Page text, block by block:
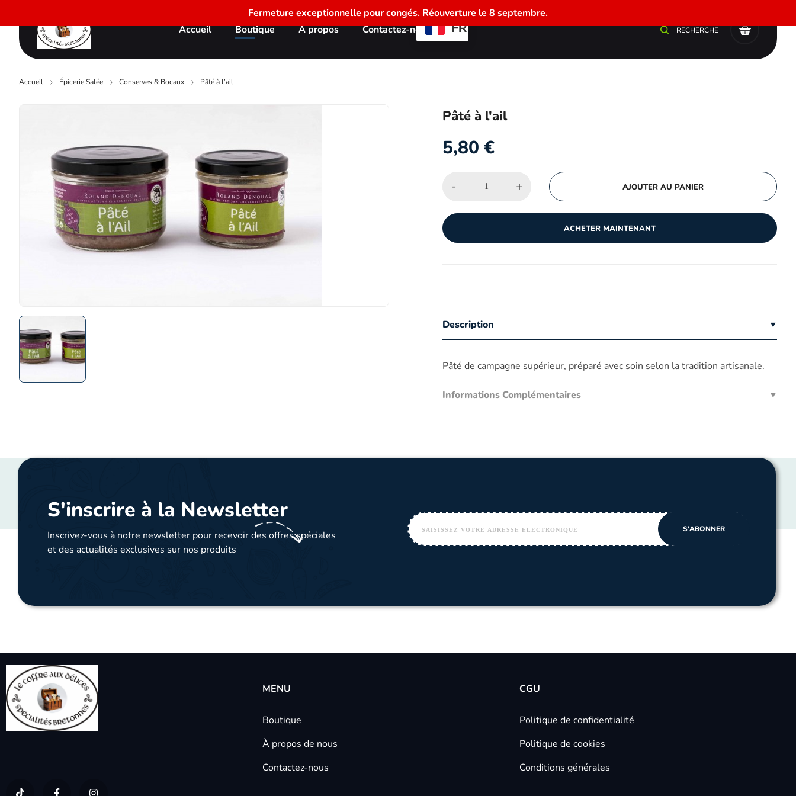
Fermeture exceptionnelle pour congés. Réouverture le 8 septembre.
Accueil
Boutique À propos Contactez-nous FR RECHERCHE
Accueil Épicerie Salée Conserves & Bocaux Pâté à l’ail
Pâté à l'ail
5,80 €
- + AJOUTER AU PANIER
ACHETER MAINTENANT
Description
Pâté de campagne supérieur, préparé avec soin selon la tradition artisanale.
Informations Complémentaires
S'inscrire à la Newsletter
Inscrivez-vous à notre newsletter pour recevoir des offres spéciales
et des actualités exclusives sur nos produits
MENU
Boutique
À propos de nous
Contactez-nous
CGU
Politique de confidentialité
Politique de cookies
Conditions générales